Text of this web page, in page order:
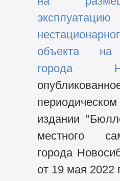
эксплуатацию
объекта на
города
издании
местного
города
от 19 мая 2022